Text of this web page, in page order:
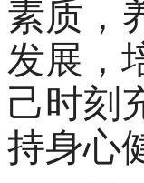
素质，
发展，
己时刻
持身心